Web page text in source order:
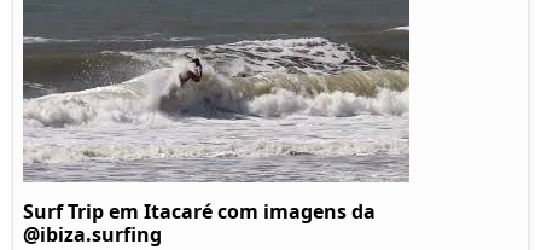
Surf Trip em Itacaré com imagens da
@ibiza.surfing